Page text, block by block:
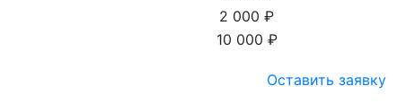
2 000 ₽
10 000 ₽
Оставить заявку